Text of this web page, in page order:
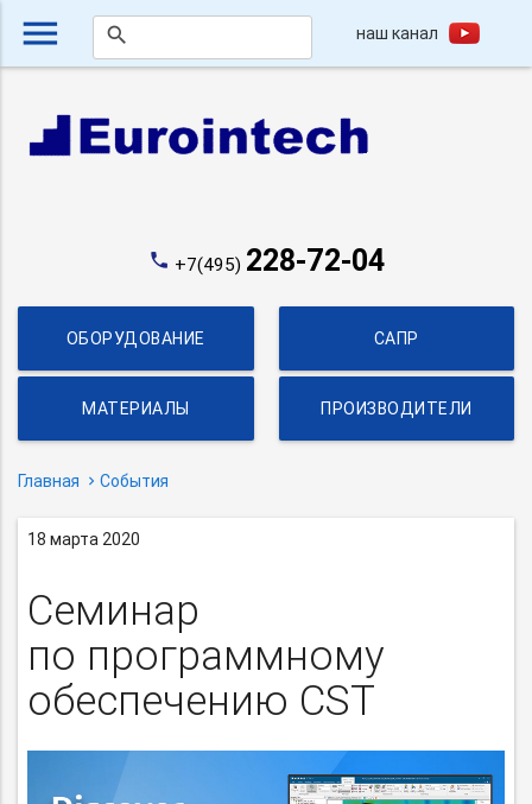
menu search наш канал
phone +7(495) 228-72-04
ОБОРУДОВАНИЕ САПР
МАТЕРИАЛЫ ПРОИЗВОДИТЕЛИ
Главная События
18 марта 2020
Семинар
по программному
обеспечению CST